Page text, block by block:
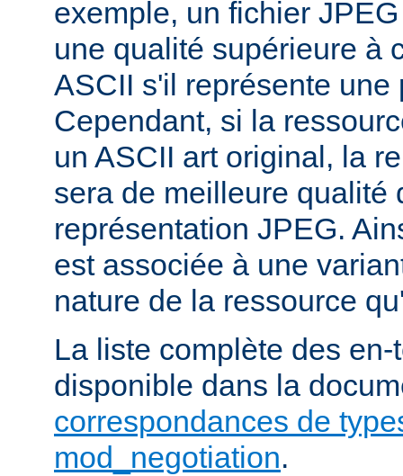
exemple, un fichier
une qualité supérieure à
ASCII s'il représente une
Cependant, si la
un ASCII art original, la
sera de meilleure qualité
représentation JPEG.
est associée à une
nature de la ressource
La liste complète des
disponible dans la
correspondances de
mod_negotiation.